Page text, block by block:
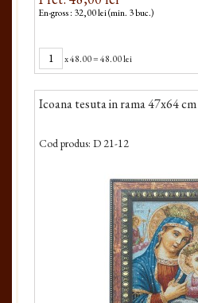
En-gross : 32,00 lei (min. 3 buc.)
x48.00=48.00 lei
Icoana tesuta in rama 47x64 cm
Cod produs: D 21-12